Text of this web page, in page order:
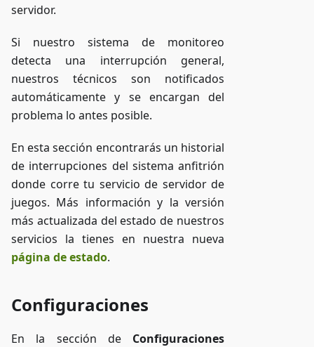
servidor.
Si nuestro sistema de monitoreo
detecta una interrupción general,
nuestros técnicos son notificados
automáticamente y se encargan del
problema lo antes posible.
En esta sección encontrarás un historial
de interrupciones del sistema anfitrión
donde corre tu servicio de servidor de
juegos. Más información y la versión
más actualizada del estado de nuestros
servicios la tienes en nuestra nueva
página de estado.
Configuraciones
En la sección de Configuraciones